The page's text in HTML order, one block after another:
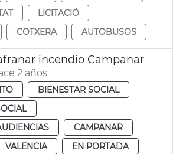
LICITACIÓ
COTXERA AUTOBUSOS
incendio Campanar
2 años
BIENESTAR SOCIAL
CAMPANAR
VALENCIA
EN PORTADA